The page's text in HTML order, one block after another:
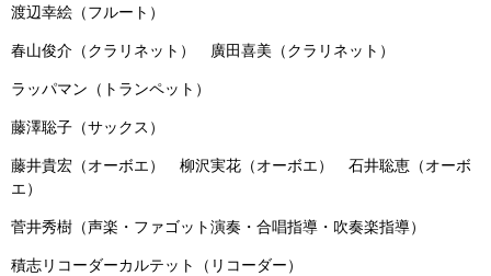
渡辺幸絵（フルート）
春山俊介（クラリネット） 廣田喜美（クラリネット）
ラッパマン（トランペット）
藤澤聡子（サックス）
藤井貴宏（オーボエ） 柳沢実花（オーボエ） 石井聡恵（オーボ
エ）
菅井秀樹（声楽・ファゴット演奏・合唱指導・吹奏楽指導）
積志リコーダーカルテット（リコーダー）